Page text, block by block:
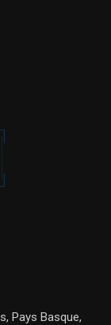
Pays Basque,